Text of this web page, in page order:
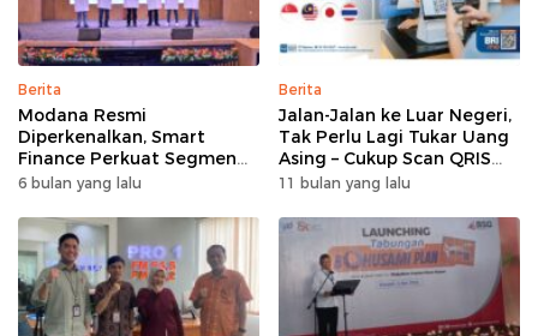
Berita
Modana Resmi
Diperkenalkan, Smart
Finance Perkuat Segmen
Pembiayaan Multiguna
6 bulan yang lalu
Berita
Jalan-Jalan ke Luar Negeri,
Tak Perlu Lagi Tukar Uang
Asing – Cukup Scan QRIS
Pakai BRImo
11 bulan yang lalu